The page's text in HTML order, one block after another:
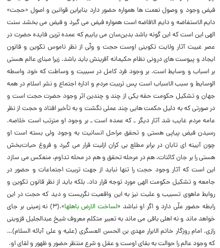
فیض وجود و وصول نعمت ها همواره حضور دارد بنابراین قوانین و اصول «حجت»
دایم الاستفاضه و دایم الافاضه است همواره فیض می گیرد و فیض می بخشد سنت
الهی این است که این گونه باشد بدین‌سان می یابیم که عمده ترین فایده حضرت در
عصر غیبت آثار ولایت تکوینی اوست حجت و ولّی از نظر ناموس تکوین و قانون
ایجاد و پیوست های درونی نظام حکیمانه آفرینش باید باشد. زیرا مبنای عالم هستی
بر اسباب و وسایط است. بر وجود فرد کامل در سببیت و وساطت که خود واسطه
الوسایط و سبب الاسباب است پس تربیت مردم و اداره اجتماع و نشر اسلام در همه
جهان و تشکیل حکومت حقه یکی از چند و چندین اثر وجود حضرت حجت است و
در صورتی که به دلیل حکمت هایی چند عملی نگشت و به تأخیر افتاد و حجت از نظر
عامه مردم غایب شد آثار دیگر ـ که عمده است ـ بر وجود او مترتب است خلاصه.
رسیدن فیض پیاپی هستی و تحقق مراحل انسانیت به وجود ولی بسته است او
چون آیینه ای تابان در برابر مطلع بی کران ازلیت قرار می گیرد و فروغ حیات‌بخش
هستی را بر جان کائنات، هم در مرحله تحقق و هم در محله تداوم، منعکس می سازد
این است که آثار وجود حجت را تنها نباید از جهت تربیت اجتماعات و حضور در
جامعه و تشکیل حکومت الهی مورد توجه قرار داد. بلکه باید از نظر قانون تکوین و
روابط ماهوی تسبیب و علیت نیز به این واقعیت نگریست و دید که حجت در این
رابطه حضور علّی دارد و اگر او نباشد «لساخت الارض باهلها
».(۳) نه زمینی بر جای
خواهد ماند و نه اهلی باقی می ماند به تعبیر متکلم معروف شیخ عبدالجلیل قزوینی
رازی. امام روزگار خاتم الابرار مهدی بن الحسن العسگری (علیه و علی آبائه السلام)…
که وجود عالم را حوالت به بقای اوست و عقل و شرع منتظر حضور و ظهور و لقای او.